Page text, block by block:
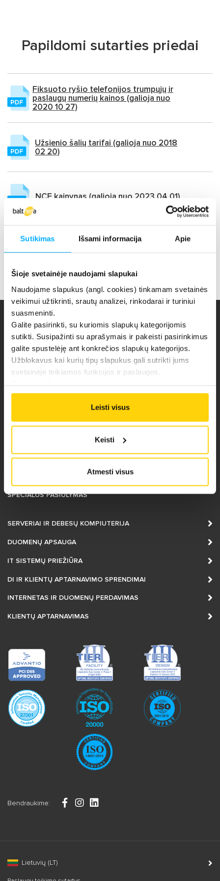
Sutikimas Išsami informacija Apie
Šioje svetainėje naudojami slapukai
Naudojame slapukus (angl. cookies) tinkamam svetainės
veikimui užtikrinti, srautų analizei, rinkodarai ir turiniui
suasmeninti.
Galite pasirinkti, su kuriomis slapukų kategorijomis
sutikti. Susipažinti su aprašymais ir pakeisti pasirinkimus
galite spustelėję ant konkrečios slapukų kategorijos.
Užblokavus kai kurių tipų slapukus gali sutrikti jums
svetainėje teikiamos funkcijos ir paslaugos.
Leisti visus
Keisti
Atmesti visus
Papildomi sutarties priedai
Fiksuoto ryšio telefonijos trumpųjų ir
paslaugų numerių kainos (galioja nuo
2020 10 27)
Užsienio šalių tarifai (galioja nuo 2018
02 20)
NCE kainynas (galioja nuo 2023 04 01)
Skaitmeninės veiklos atsparumo
įpareigojimai
APIE ĮMONĘ
NAUJIENOS
KARJERA
KONTAKTAI
SPECIALUS PASIŪLYMAS
SERVERIAI IR DEBESŲ KOMPIUTERIJA
DUOMENŲ APSAUGA
IT SISTEMŲ PRIEŽIŪRA
DI IR KLIENTŲ APTARNAVIMO SPRENDIMAI
INTERNETAS IR DUOMENŲ PERDAVIMAS
KLIENTŲ APTARNAVIMAS
Bendraukime:
Lietuvių (LT)